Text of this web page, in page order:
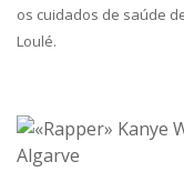
os cuidados de saúde
Loulé.